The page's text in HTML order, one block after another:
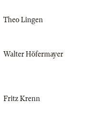
Theo Lingen
Walter Höfermayer
Fritz Krenn